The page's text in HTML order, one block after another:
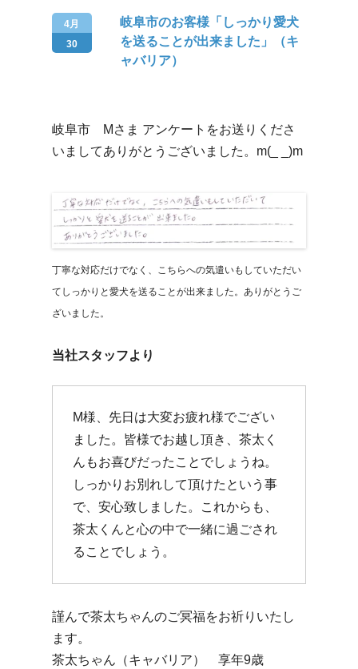
4月
30
岐阜市のお客様「しっかり愛犬
を送ることが出来ました」（キ
ャバリア）
岐阜市 Mさま アンケートをお送りくださ
いましてありがとうございました。m(_ _)m
丁寧な対応だけでなく、こちらへの気遣いもしていただい
てしっかりと愛犬を送ることが出来ました。ありがとうご
ざいました。
当社スタッフより
M様、先日は大変お疲れ様でござい
ました。皆様でお越し頂き、茶太く
んもお喜びだったことでしょうね。
しっかりお別れして頂けたという事
で、安心致しました。これからも、
茶太くんと心の中で一緒に過ごされ
ることでしょう。
謹んで茶太ちゃんのご冥福をお祈りいたし
ます。
茶太ちゃん（キャバリア） 享年9歳